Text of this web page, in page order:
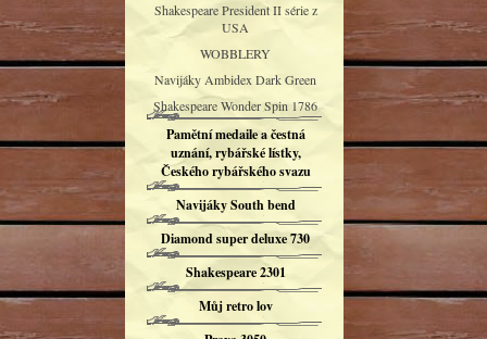
Shakespeare President II série z
USA
WOBBLERY
Navijáky Ambidex Dark Green
Shakespeare Wonder Spin 1786
Pamětní medaile a čestná
uznání, rybářské lístky,
Českého rybářského svazu
Navijáky South bend
Diamond super deluxe 730
Shakespeare 2301
Můj retro lov